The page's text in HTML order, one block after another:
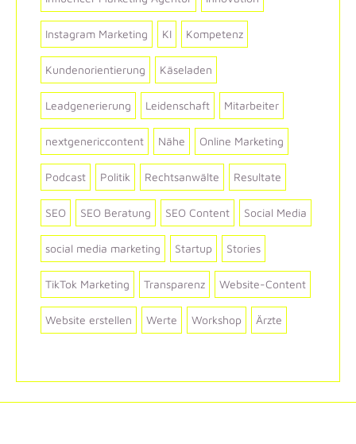
Instagram Marketing KI Kompetenz
Kundenorientierung Käseladen
Leadgenerierung Leidenschaft Mitarbeiter
nextgenericcontent Nähe Online Marketing
Podcast Politik Rechtsanwälte Resultate
SEO SEO Beratung SEO Content Social Media
social media marketing Startup Stories
TikTok Marketing Transparenz Website-Content
Website erstellen Werte Workshop Ärzte